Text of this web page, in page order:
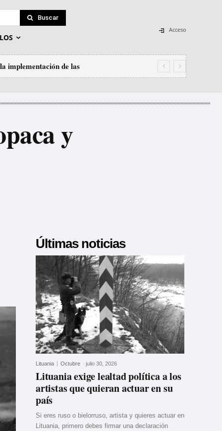
Buscar
Acceso
de las
su primer milagro
y
Últimas noticias
Lituania Octubre - julio 30, 2026
Lituania exige lealtad política a los
artistas que quieran actuar en su
país
Si eres ruso o bielorruso, artista y quieres actuar en
Lituania, primero debes firmar una declaración